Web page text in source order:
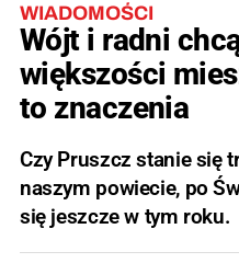
WIADOMOŚCI
Wójt i radni
większości
to znaczenia
Czy Pruszcz stanie się
naszym powiecie, po
się jeszcze w tym roku.